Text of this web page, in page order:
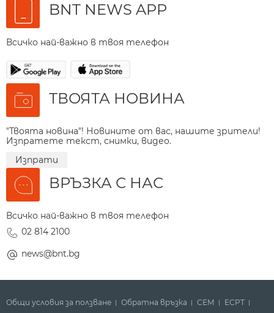
BNT NEWS APP
Всичко най-важно в твоя телефон
ТВОЯТА НОВИНА
"Твоята новина"! Новините от вас, нашите зрители!
Изпратете текст, снимки, видео.
Изпрати
ВРЪЗКА С НАС
Всичко най-важно в твоя телефон
02 814 2100
news@bnt.bg
Общи условия за ползване Обратна връзка СЕМ ECPT